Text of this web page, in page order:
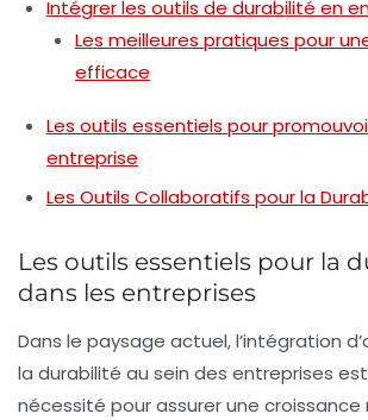
Intégrer les outils de durabilité en
Les meilleures pratiques pour
efficace
Les outils essentiels pour
entreprise
Les Outils Collaboratifs pour la
Les outils essentiels pour la
dans les entreprises
Dans le paysage actuel, l’intégration
la durabilité au sein des entreprises
nécessité pour assurer une croissance